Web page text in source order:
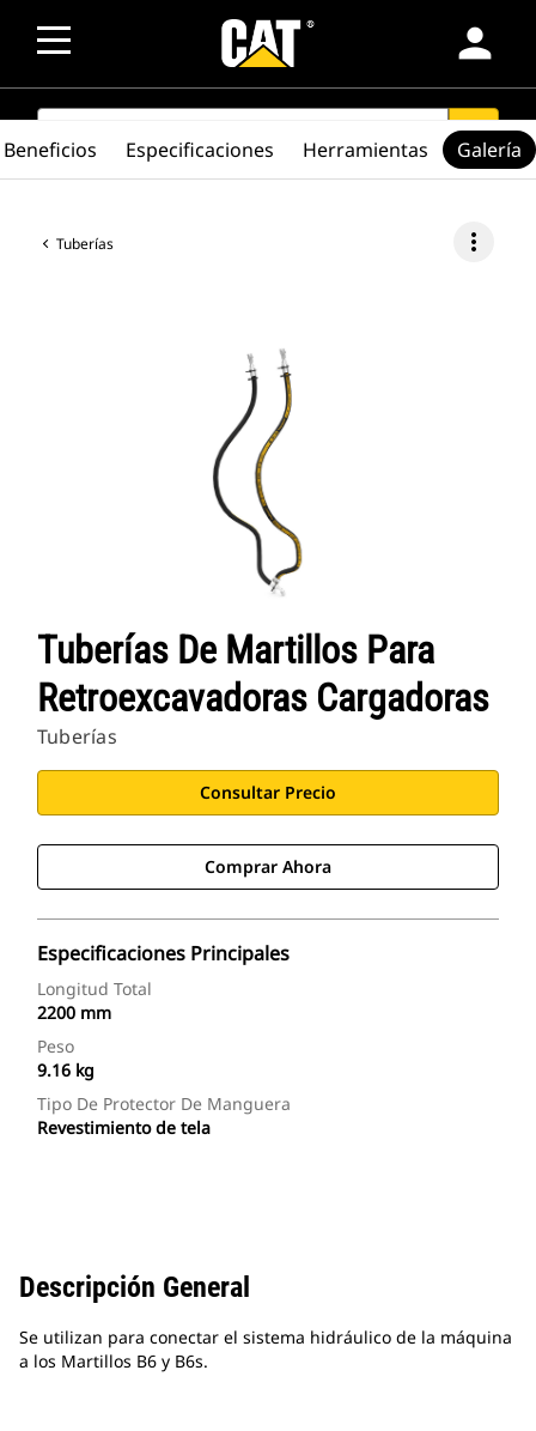
person
SEARCH search
Tuberías more_vert
Tuberías De Martillos Para
Retroexcavadoras Cargadoras
Tuberías
Consultar Precio
Comprar Ahora
Especificaciones Principales
Longitud Total
2200 mm
Peso
9.16 kg
Tipo De Protector De Manguera
Revestimiento de tela
Beneficios Especificaciones Herramientas Galería
Descripción General
Se utilizan para conectar el sistema hidráulico de la máquina
a los Martillos B6 y B6s.